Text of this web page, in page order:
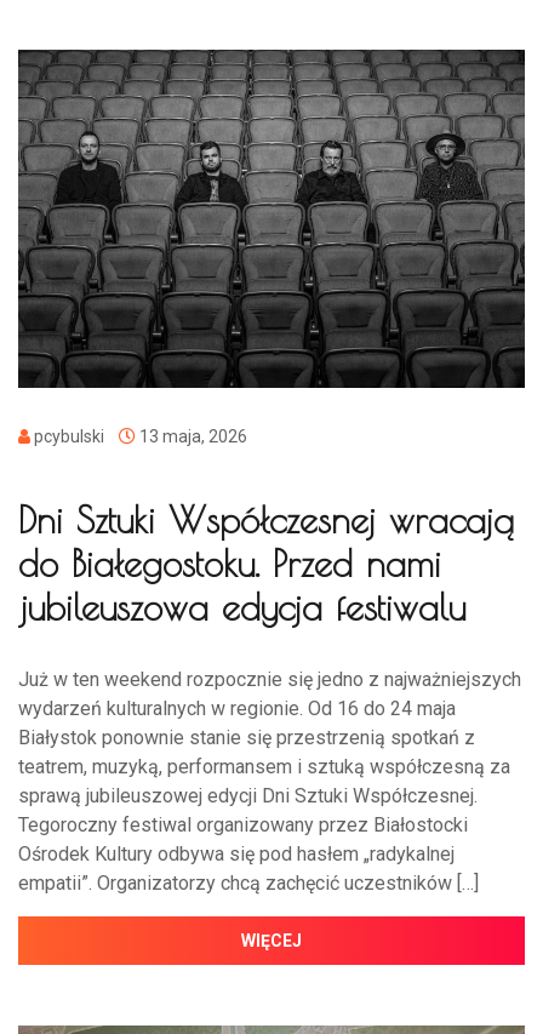
pcybulski 13 maja, 2026
Dni Sztuki Współczesnej wracają
do Białegostoku. Przed nami
jubileuszowa edycja festiwalu
Już w ten weekend rozpocznie się jedno z najważniejszych
wydarzeń kulturalnych w regionie. Od 16 do 24 maja
Białystok ponownie stanie się przestrzenią spotkań z
teatrem, muzyką, performansem i sztuką współczesną za
sprawą jubileuszowej edycji Dni Sztuki Współczesnej.
Tegoroczny festiwal organizowany przez Białostocki
Ośrodek Kultury odbywa się pod hasłem „radykalnej
empatii”. Organizatorzy chcą zachęcić uczestników […]
WIĘCEJ